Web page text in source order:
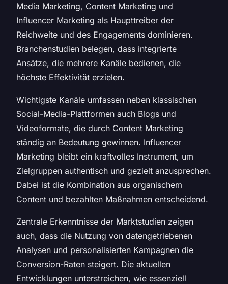
Media Marketing, Content Marketing und
Influencer Marketing als Haupttreiber der
Reichweite und des Engagements dominieren.
Branchenstudien belegen, dass integrierte
Ansätze, die mehrere Kanäle bedienen, die
höchste Effektivität erzielen.
Wichtigste Kanäle umfassen neben klassischen
Social-Media-Plattformen auch Blogs und
Videoformate, die durch Content Marketing
ständig an Bedeutung gewinnen. Influencer
Marketing bleibt ein kraftvolles Instrument, um
Zielgruppen authentisch und gezielt anzusprechen.
Dabei ist die Kombination aus organischem
Content und bezahlten Maßnahmen entscheidend.
Zentrale Erkenntnisse der Marktstudien zeigen
auch, dass die Nutzung von datengetriebenen
Analysen und personalisierten Kampagnen die
Conversion-Raten steigert. Die aktuellen
Entwicklungen unterstreichen, wie essenziell